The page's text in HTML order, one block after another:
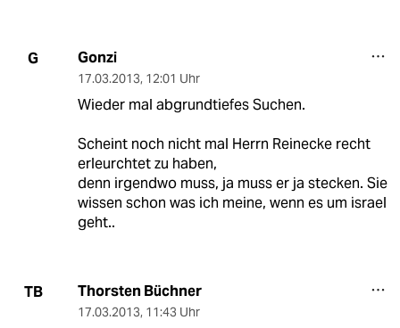
G Gonzi
17.03.2013, 12:01 Uhr
Wieder mal abgrundtiefes Suchen.
Scheint noch nicht mal Herrn Reinecke recht
erleurchtet zu haben,
denn irgendwo muss, ja muss er ja stecken. Sie
wissen schon was ich meine, wenn es um israel
geht..
TB Thorsten Büchner
17.03.2013, 11:43 Uhr